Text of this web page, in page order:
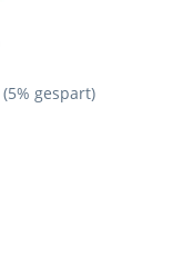
(5% gespart)